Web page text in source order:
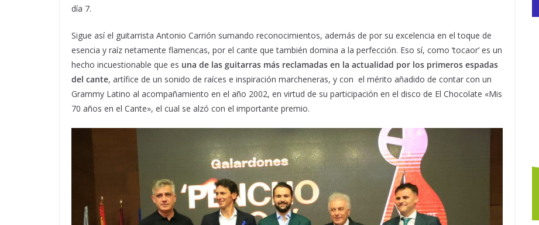
día 7.
Sigue así el guitarrista Antonio Carrión sumando reconocimientos, además de por su excelencia en el toque de
esencia y raíz netamente flamencas, por el cante que también domina a la perfección. Eso sí, como ‘tocaor’ es un
hecho incuestionable que es una de las guitarras más reclamadas en la actualidad por los primeros espadas
del cante, artífice de un sonido de raíces e inspiración marcheneras, y con el mérito añadido de contar con un
Grammy Latino al acompañamiento en el año 2002, en virtud de su participación en el disco de El Chocolate «Mis
70 años en el Cante», el cual se alzó con el importante premio.